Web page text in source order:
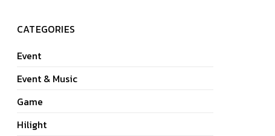
CATEGORIES
Event
Event & Music
Game
Hilight